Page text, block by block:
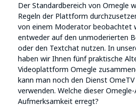
Der Standardbereich von Omegle
Regeln der Plattform
von einem Moderator beobachtet
entweder auf den unmoderierten
oder den Textchat nutzen. In
haben wir Ihnen fünf praktische
Videoplattform Omegle
kann man noch den Dienst
verwenden. Welche dieser
Aufmerksamkeit erregt?